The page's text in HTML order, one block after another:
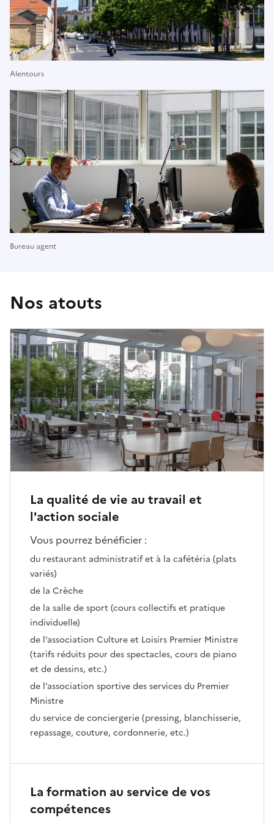
Alentours
Bureau agent
Nos atouts
La qualité de vie au travail et
l'action sociale
Vous pourrez bénéficier :
du restaurant administratif et à la cafétéria (plats
variés)
de la Crèche
de la salle de sport (cours collectifs et pratique
individuelle)
de l’association Culture et Loisirs Premier Ministre
(tarifs réduits pour des spectacles, cours de piano
et de dessins, etc.)
de l’association sportive des services du Premier
Ministre
du service de conciergerie (pressing, blanchisserie,
repassage, couture, cordonnerie, etc.)
La formation au service de vos
compétences